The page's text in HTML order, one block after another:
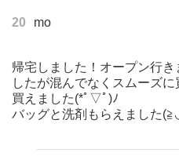
20 mo
帰宅しました！オープン行
したが混んでなくスムーズ
買えました(*ﾟ▽ﾟ)ﾉ
バッグと洗剤もらえました